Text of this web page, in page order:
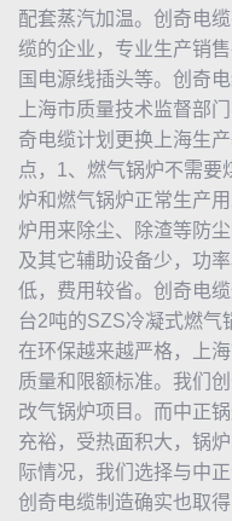
配套蒸汽加温。创奇电
缆的企业，专业生产销
国电源线插头等。创奇
上海市质量技术监督部
奇电缆计划更换上海生
点，1、燃气锅炉不需要
炉和燃气锅炉正常生产
炉用来除尘、除渣等防
及其它辅助设备少，功
低，费用较省。创奇电
台2吨的SZS冷凝式燃
在环保越来越严格，上
质量和限额标准。我们
改气锅炉项目。而中正
充裕，受热面积大，锅
际情况，我们选择与中
创奇电缆制造确实也取得